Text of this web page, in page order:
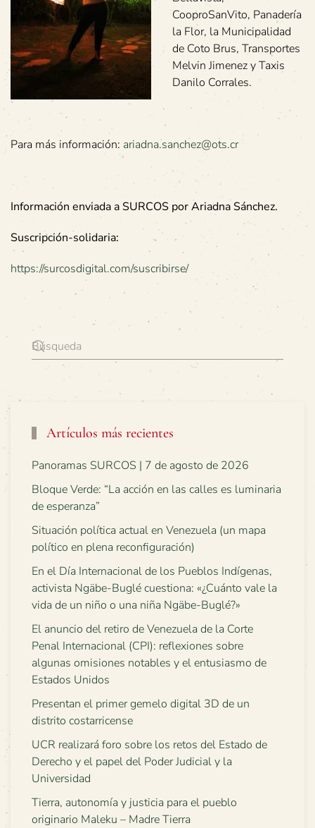
CooproSanVito, Panadería
la Flor, la Municipalidad
de Coto Brus, Transportes
Melvin Jimenez y Taxis
Danilo Corrales.
Para más información: ariadna.sanchez@ots.cr
Información enviada a SURCOS por Ariadna Sánchez.
Suscripción-solidaria:
https://surcosdigital.com/suscribirse/
Artículos más recientes
Panoramas SURCOS | 7 de agosto de 2026
Bloque Verde: “La acción en las calles es luminaria
de esperanza”
Situación política actual en Venezuela (un mapa
político en plena reconfiguración)
En el Día Internacional de los Pueblos Indígenas,
activista Ngäbe-Buglé cuestiona: «¿Cuánto vale la
vida de un niño o una niña Ngäbe-Buglé?»
El anuncio del retiro de Venezuela de la Corte
Penal Internacional (CPI): reflexiones sobre
algunas omisiones notables y el entusiasmo de
Estados Unidos
Presentan el primer gemelo digital 3D de un
distrito costarricense
UCR realizará foro sobre los retos del Estado de
Derecho y el papel del Poder Judicial y la
Universidad
Tierra, autonomía y justicia para el pueblo
originario Maleku – Madre Tierra